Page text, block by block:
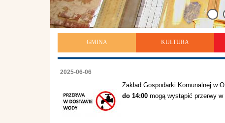
GMINA KULTURA
2025-06-06
Zakład Gospodarki Komunalnej w
do 14:00 mogą wystąpić przerwy